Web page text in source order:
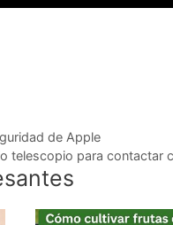
de Apple
telescopio para contactar